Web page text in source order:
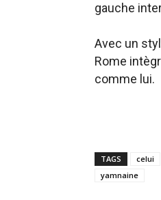
gauche
Avec un
Rome
comme lui.
TAGS celui
yamnaine